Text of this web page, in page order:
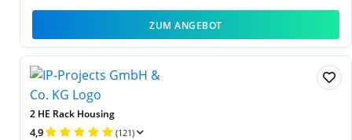
ZUM ANGEBOT
2 HE Rack Housing
4,9 (121)